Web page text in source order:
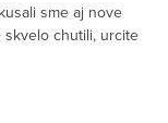
sme aj nove
chutili, urcite